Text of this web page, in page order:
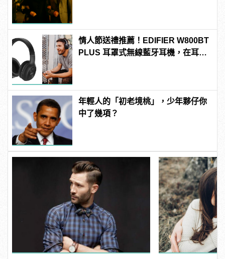
情人節送禮推薦！EDIFIER W800BT
PLUS 耳罩式無線藍牙耳機，在耳邊
年輕人的「初老境桃」，少年夥仔你
中了幾項？